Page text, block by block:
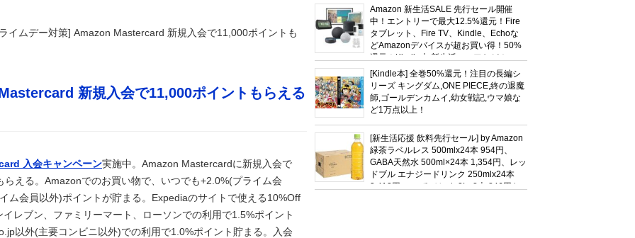
麻痺へ…「死んだほうが良かったと思っていた」
」と台風15号の予想進路に困惑する人が多数、偏西風が全く通
国民による石破辞めるなデモが自然発生した総理大臣です」
ｗｗｗｗｗｗｗｗｗｗｗｗ
トンデモナイことになってる・・・
ちゃった…
を超えるポケモンたちが暮らす世界が凄かった
るが妥協だとしてもAAxはやめたほうがいいな…
イムデー対策] Amazon Mastercard 新規入会で11,000ポイントも
新規入会で11,000ポイントもらえる
入会キャンペーン実施中。Amazon Mastercardに新規入会で
らえる。Amazonでのお買い物で、いつでも+2.0%(プライム会
ム会員以外)ポイントが貯まる。Expediaのサイトで使える10%Off
イレブン、ファミリーマート、ローソンでの利用で1.5%ポイント
以外(主要コンビニ以外)での利用で1.0%ポイント貯まる。入会
Amazon 新生活SALE 先行セール開催
中！エントリーで最大12.5%還元！Fire
タブレット、Fire TV、Kindle、Echoな
どAmazonデバイスが超お買い得！50%
還元！Kindle本 新生活フェアなど！
[Kindle本] 全巻50%還元！注目の長編シ
リーズ キングダム,ONE PIECE,終の退魔
師,ゴールデンカムイ,幼女戦記,ウマ娘な
ど1万点以上！
[新生活応援 飲料先行セール] by Amazon
緑茶ラベルレス 500mlx24本 954円、
GABA天然水 500ml×24本 1,354円、レッ
ドブル エナジードリンク 250mlx24本
3,412円、い･ろ･は･す 2L×8本 846円な